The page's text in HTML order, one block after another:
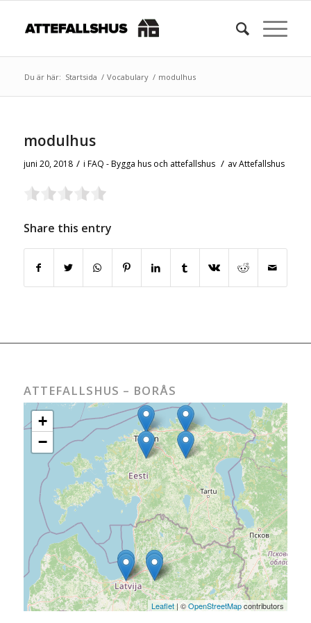
Du är här: Startsida / Vocabulary / modulhus
modulhus
juni 20, 2018 / i FAQ - Bygga hus och attefallshus / avAttefallshus
Share this entry
ATTEFALLSHUS – BORÅS
+
−
Leaflet | ©OpenStreetMapcontributors